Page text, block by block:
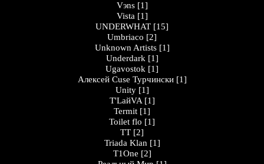
Vэns [1]
Vista [1]
UNDERWHAT [15]
Umbriaco [2]
Unknown Artists [1]
Underdark [1]
Ugavostok [1]
Алексей Cuse Турчински [1]
Unity [1]
T'LайVA [1]
Termit [1]
Toilet flo [1]
TT [2]
Triada Klan [1]
T1One [2]